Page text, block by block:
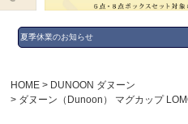
夏季休業のお知らせ
HOME
DUNOON ダヌーン
ダヌーン（Dunoon） マグカップ